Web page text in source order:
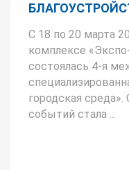
С 18 по 20 марта
комплексе
состоялась 4-я
городская
событий стала ...